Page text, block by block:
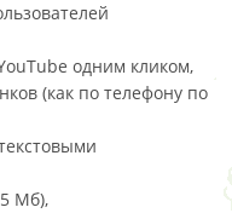
одним кликом,
(как по телефону по
Мб),